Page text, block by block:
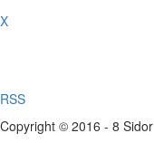
X
RSS
Copyright © 2016 - 8 Sidor